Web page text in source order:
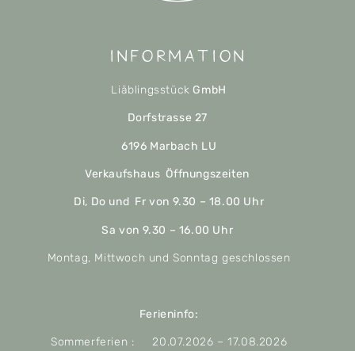
Information
Liäblingsstück GmbH
Dorfstrasse 27
6196 Marbach LU
Verkaufshaus Öffnungszeiten
Di, Do und Fr von 9.30 – 18.00 Uhr
Sa von 9.30 – 16.00 Uhr
Montag, Mittwoch und Sonntag geschlossen
Ferieninfo:
Sommerferien : 20.07.2026 – 17.08.2026